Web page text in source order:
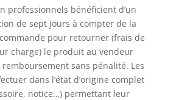
professionnels bénéficient d’un
de sept jours à compter de la
pour retourner (frais de
charge) le produit au vendeur
sans pénalité. Les
dans l’état d’origine complet
notice…) permettant leur